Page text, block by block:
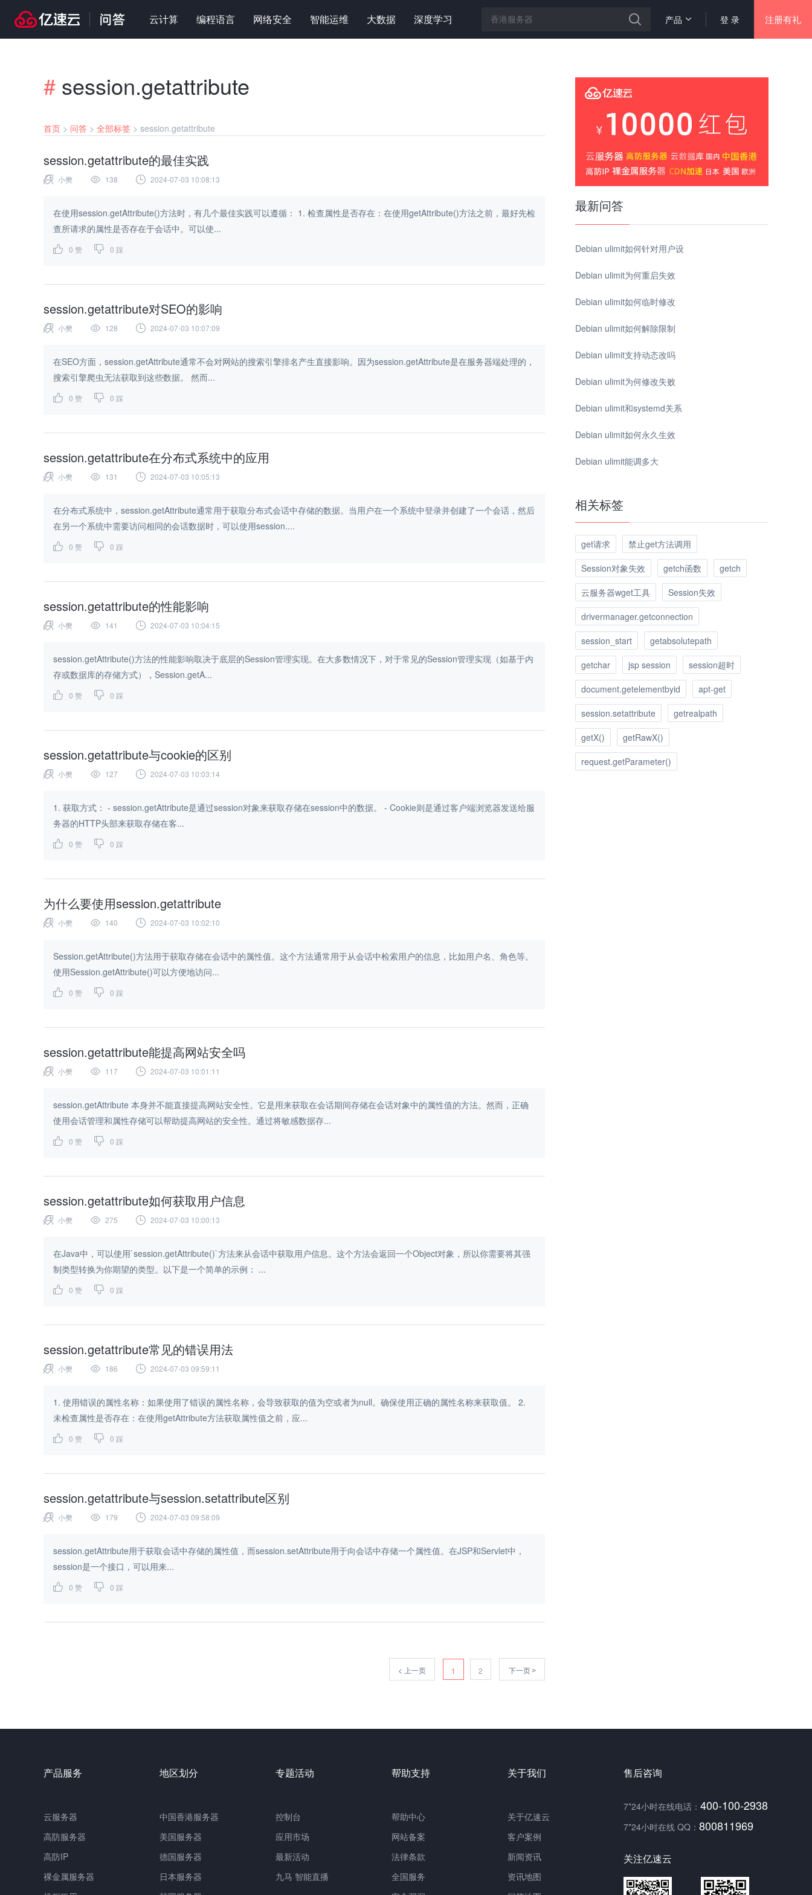
云计算 编程语言 网络安全 智能运维 大数据 深度学习 登 录 注册有礼
产品
# session.getattribute
首页 > 问答 > 全部标签 > session.getattribute
session.getattribute的最佳实践
小樊 138 2024-07-03 10:08:13
在使用session.getAttribute()方法时，有几个最佳实践可以遵循： 1. 检查属性是否存在：在使用getAttribute()方法之前，最好先检
查所请求的属性是否存在于会话中。可以使...
0 赞 0 踩
session.getattribute对SEO的影响
小樊 128 2024-07-03 10:07:09
在SEO方面，session.getAttribute通常不会对网站的搜索引擎排名产生直接影响。因为session.getAttribute是在服务器端处理的，
搜索引擎爬虫无法获取到这些数据。 然而...
0 赞 0 踩
session.getattribute在分布式系统中的应用
小樊 131 2024-07-03 10:05:13
在分布式系统中，session.getAttribute通常用于获取分布式会话中存储的数据。当用户在一个系统中登录并创建了一个会话，然后
在另一个系统中需要访问相同的会话数据时，可以使用session....
0 赞 0 踩
session.getattribute的性能影响
小樊 141 2024-07-03 10:04:15
session.getAttribute()方法的性能影响取决于底层的Session管理实现。在大多数情况下，对于常见的Session管理实现（如基于内
存或数据库的存储方式），Session.getA...
0 赞 0 踩
session.getattribute与cookie的区别
小樊 127 2024-07-03 10:03:14
1. 获取方式： - session.getAttribute是通过session对象来获取存储在session中的数据。 - Cookie则是通过客户端浏览器发送给服
务器的HTTP头部来获取存储在客...
0 赞 0 踩
为什么要使用session.getattribute
小樊 140 2024-07-03 10:02:10
Session.getAttribute()方法用于获取存储在会话中的属性值。这个方法通常用于从会话中检索用户的信息，比如用户名、角色等。
使用Session.getAttribute()可以方便地访问...
0 赞 0 踩
session.getattribute能提高网站安全吗
小樊 117 2024-07-03 10:01:11
session.getAttribute 本身并不能直接提高网站安全性。它是用来获取在会话期间存储在会话对象中的属性值的方法。然而，正确
使用会话管理和属性存储可以帮助提高网站的安全性。通过将敏感数据存...
0 赞 0 踩
session.getattribute如何获取用户信息
小樊 275 2024-07-03 10:00:13
在Java中，可以使用`session.getAttribute()`方法来从会话中获取用户信息。这个方法会返回一个Object对象，所以你需要将其强
制类型转换为你期望的类型。以下是一个简单的示例： ...
0 赞 0 踩
session.getattribute常见的错误用法
小樊 186 2024-07-03 09:59:11
1. 使用错误的属性名称：如果使用了错误的属性名称，会导致获取的值为空或者为null。确保使用正确的属性名称来获取值。 2.
未检查属性是否存在：在使用getAttribute方法获取属性值之前，应...
0 赞 0 踩
session.getattribute与session.setattribute区别
小樊 179 2024-07-03 09:58:09
session.getAttribute用于获取会话中存储的属性值，而session.setAttribute用于向会话中存储一个属性值。在JSP和Servlet中，
session是一个接口，可以用来...
0 赞 0 踩
< 上一页 1 2 下一页>
最新问答
Debian ulimit如何针对用户设
Debian ulimit为何重启失效
Debian ulimit如何临时修改
Debian ulimit如何解除限制
Debian ulimit支持动态改吗
Debian ulimit为何修改失败
Debian ulimit和systemd关系
Debian ulimit如何永久生效
Debian ulimit能调多大
相关标签
get请求
禁止get方法调用
Session对象失效
getch函数
getch
云服务器wget工具
Session失效
drivermanager.getconnection
session_start
getabsolutepath
getchar
jsp session
session超时
document.getelementbyid
apt-get
session.setattribute
getrealpath
getX()
getRawX()
request.getParameter()
产品服务
云服务器
高防服务器
高防IP
裸金属服务器
地区划分
中国香港服务器
美国服务器
德国服务器
日本服务器
专题活动
控制台
应用市场
最新活动
九马 智能直播
帮助支持
帮助中心
网站备案
法律条款
全国服务
关于我们
关于亿速云
客户案例
新闻资讯
资讯地图
售后咨询
7*24小时在线电话： 400-100-2938
7*24小时在线 QQ： 800811969
关注亿速云